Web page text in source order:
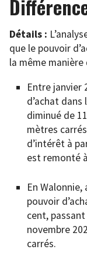
Détails :
que le pouvoir
la même
Entre janvier
d’achat
diminué de
mètres
d’intérêt à
est remonté
En
pouvoir
cent,
novembre
carrés.